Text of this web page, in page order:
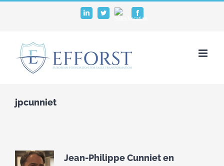
LinkedInTwitterSalesVocation
jpcunniet
Jean-Philippe Cunnieten